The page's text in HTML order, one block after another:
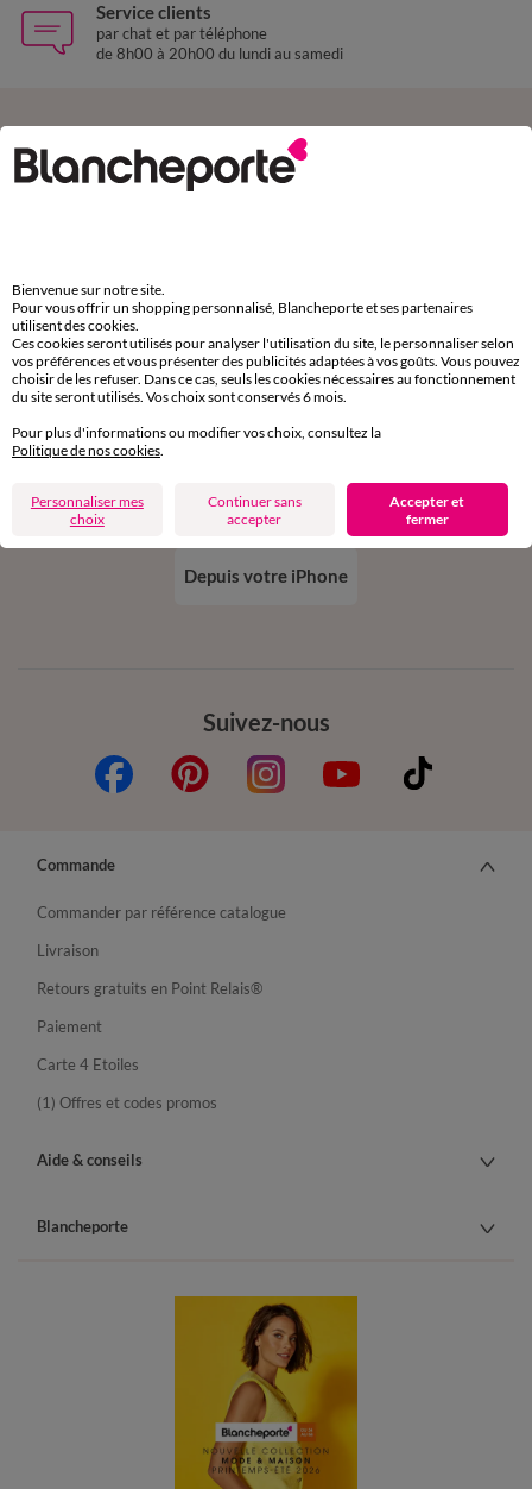
Service clients
par chat et par téléphone
de 8h00 à 20h00 du lundi au samedi
11€ Offerts
en vous inscrivant à la newsletter
Suivez-nous
Téléchargez l’application
Depuis votre iPhone
Commande
Commander par référence catalogue
Livraison
Retours gratuits en Point Relais®
Paiement
Carte 4 Etoiles
(1) Offres et codes promos
Aide & conseils
Blancheporte
Bienvenue sur notre site.
Pour vous offrir un shopping personnalisé, Blancheporte et ses partenaires
utilisent des cookies.
Ces cookies seront utilisés pour analyser l'utilisation du site, le personnaliser selon
vos préférences et vous présenter des publicités adaptées à vos goûts. Vous pouvez
choisir de les refuser. Dans ce cas, seuls les cookies nécessaires au fonctionnement
du site seront utilisés. Vos choix sont conservés 6 mois.
Pour plus d'informations ou modifier vos choix, consultez la
Politique de nos cookies.
Personnaliser mes
choix
Continuer sans
accepter
Accepter et
fermer